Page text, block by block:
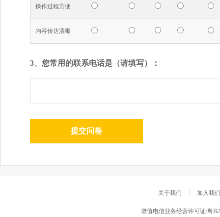
操作过程方便
内容传达清晰
3、您常用的联系电话是（请填写）：
关于我们 加入我们
增值电信业务经营许可证:粤